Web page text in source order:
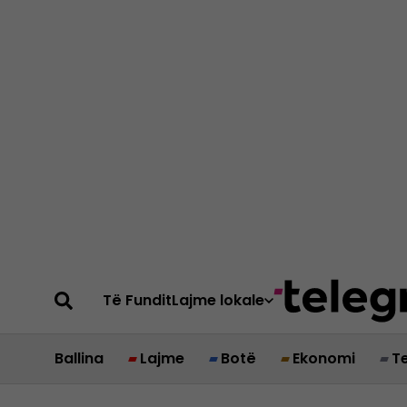
Të FunditLajme lokale
Ballina Lajme Botë Ekonomi